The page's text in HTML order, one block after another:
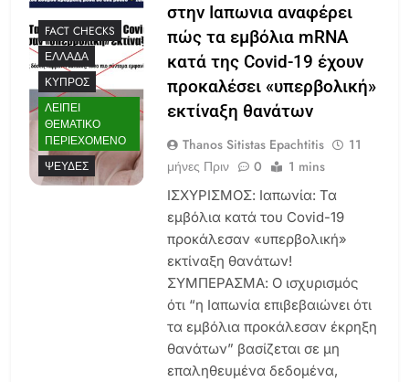
FACT CHECKS
ΕΛΛΆΔΑ
ΚΎΠΡΟΣ
ΛΕΊΠΕΙ
ΘΕΜΑΤΙΚΌ
ΠΕΡΙΕΧΌΜΕΝΟ
ΨΕΥΔΈΣ
στην Ιαπωνια αναφέρει
πώς τα εμβόλια mRNA
κατά της Covid-19 έχουν
προκαλέσει «υπερβολική»
εκτίναξη θανάτων
Thanos Sitistas Epachtitis
11
μήνες Πριν
0 1 mins
ΙΣΧΥΡΙΣΜΟΣ: Ιαπωνία: Τα
εμβόλια κατά του Covid-19
προκάλεσαν «υπερβολική»
εκτίναξη θανάτων!
ΣΥΜΠΕΡΑΣΜΑ: Ο ισχυρισμός
ότι “η Ιαπωνία επιβεβαιώνει ότι
τα εμβόλια προκάλεσαν έκρηξη
θανάτων” βασίζεται σε μη
επαληθευμένα δεδομένα,